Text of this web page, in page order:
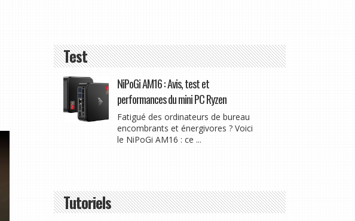
Test
NiPoGi AM16 : Avis, test et
performances du mini PC Ryzen
Fatigué des ordinateurs de bureau
encombrants et énergivores ? Voici
le NiPoGi AM16 : ce ...
Tutoriels